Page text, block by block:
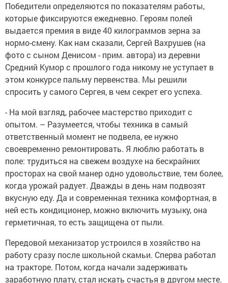
Победители определяются по показателям работы,
которые фиксируются ежедневно. Героям полей
выдается премия в виде 40 килограммов зерна за
нормо-смену. Как нам сказали, Сергей Вахрушев (на
фото с сыном Денисом - прим. автора) из деревни
Средний Кумор с прошлого года никому не уступает в
этом конкурсе пальму первенства. Мы решили
спросить у самого Сергея, в чем секрет его успеха.
- На мой взгляд, рабочее мастерство приходит с
опытом. – Разумеется, чтобы техника в самый
ответственный момент не подвела, ее нужно
своевременно ремонтировать. Я люблю работать в
поле: трудиться на свежем воздухе на бескрайних
просторах на свой манер одно удовольствие, тем более,
когда урожай радует. Дважды в день нам подвозят
вкусную еду. Да и современная техника комфортная, в
ней есть кондиционер, можно включить музыку, она
герметичная, то есть защищена от пыли.
Передовой механизатор устроился в хозяйство на
работу сразу после школьной скамьи. Сперва работал
на тракторе. Потом, когда начали задерживать
заработную плату, стал искать счастья в другом месте.